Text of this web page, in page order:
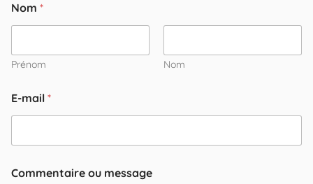
Nom *
Prénom Nom
E-mail *
e
Commentaire ou message